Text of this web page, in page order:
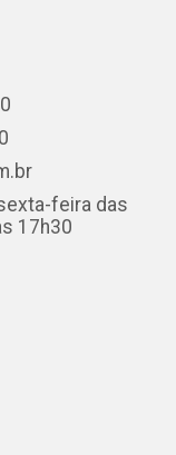
feira das
17h30